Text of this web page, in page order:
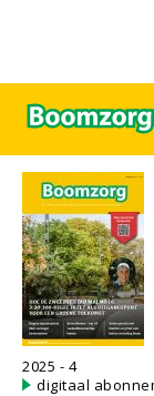
2025 - 4
digitaal